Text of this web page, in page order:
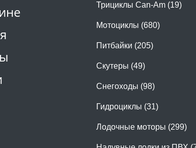
Трициклы Can-Am (19)
Мотоциклы (680)
Питбайки (205)
Скутеры (49)
Снегоходы (98)
Гидроциклы (31)
Лодочные моторы (299)